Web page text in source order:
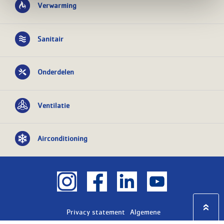
Verwarming
Sanitair
Onderdelen
Ventilatie
Airconditioning
Privacy statement
Algemene